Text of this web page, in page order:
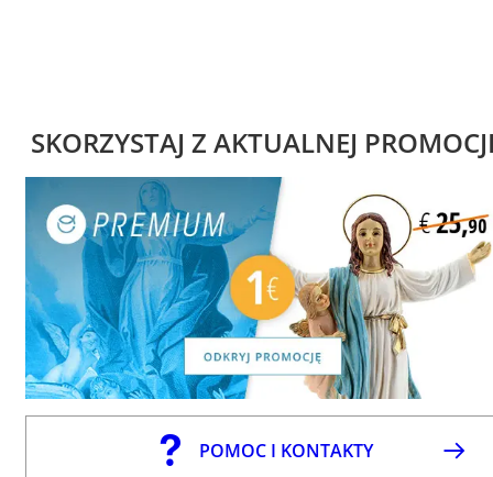
SKORZYSTAJ Z AKTUALNEJ
POMOC I KONTAKTY